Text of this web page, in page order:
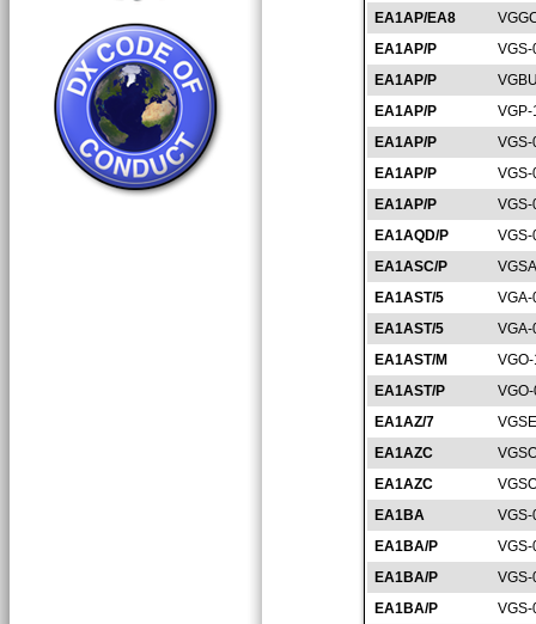
EA1AP/EA8
EA1AP/P
EA1AP/P
EA1AP/P
EA1AP/P
EA1AP/P
EA1AP/P
EA1AQD/P
EA1ASC/P
EA1AST/5
EA1AST/5
VGA-
EA1AST/M
EA1AST/P
EA1AZ/7
EA1AZC
EA1AZC
EA1BA
EA1BA/P
EA1BA/P
EA1BA/P